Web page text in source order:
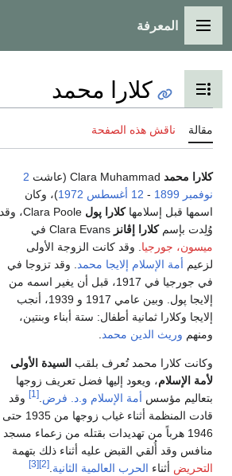
القائمة الرئيسية
المعرفة
تبديل عرض جدول المحتويات
كلارا محمد
مقالة ناقش هذه الصفحة
كلارا محمد
2
نوفمبر 1899
- 12 أغسطس 1972)، وكان
اسمها قبل إسلامهاكلارا پول
Clara Poole، وقد
وُلِدت بإسمكلارا إڤانز
ميسون، جورجيا . وقد كانت الزوجة الأولى
لزعيم أمة الإسلام إلايجا محمد
. وقد تزوجا في
في جورجيا في 1917، قبل أن يغير اسمه من
إلايجا پول. وبين عامي 1917 و 1939، أنجب
إلايجا وكلارا ثمانية أطفال: ستة أبناء وبنتين،
ومنهم وريث الدين محمد
وكانت كلارا محمد تُعرف بلقب السيدة الأولى
لأمة الإسلام، ويعود إليها فضل تعريف زوجها
بتعاليم مؤسس أمة الإسلام و.د. فرض [1]
وقد
قادت المنظمة أثناء غياب زوجها من 1935 حتى
1946 هرباً من تهديدات بقتله من زعماء مسجد
منافس وقد أُلقي القبض عليه أثناء ذلك بتهمة
التحريض أثناء الحرب العالمية الثانية [2]
[3]